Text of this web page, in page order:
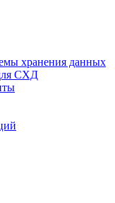
хранения данных
СХД